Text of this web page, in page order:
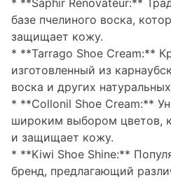
* **Saphir Renovateur:**
базе пчелиного воска,
защищает кожу.
* **Tarrago Shoe Cream:**
изготовленный из
воска и других
* **Collonil Shoe Cream:**
широким выбором цветов,
и защищает кожу.
* **Kiwi Shoe Shine:**
бренд, предлагающий